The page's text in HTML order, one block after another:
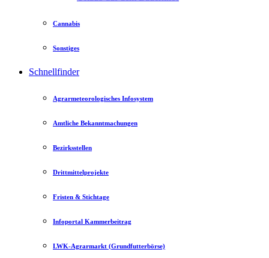
Cannabis
Sonstiges
Schnellfinder
Agrarmeteorologisches Infosystem
Amtliche Bekanntmachungen
Bezirksstellen
Drittmittelprojekte
Fristen & Stichtage
Infoportal Kammerbeitrag
LWK-Agrarmarkt (Grundfutterbörse)